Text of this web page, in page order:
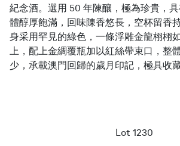
紀念酒。選用 50 年陳釀，極為珍貴，
體醇厚飽滿，回味陳香悠長，空杯留香
身采用罕見的綠色，一條浮雕金龍栩栩
上，配上金綢覆瓶加以紅絲帶束口，整
少，承載澳門回歸的歲月印記，極具收藏
Lot 1230